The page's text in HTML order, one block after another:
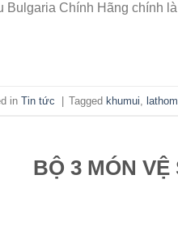
Bulgaria Chính Hãng chính
in Tin tức | Tagged khumui lathom
BỘ 3 MÓN VỆ